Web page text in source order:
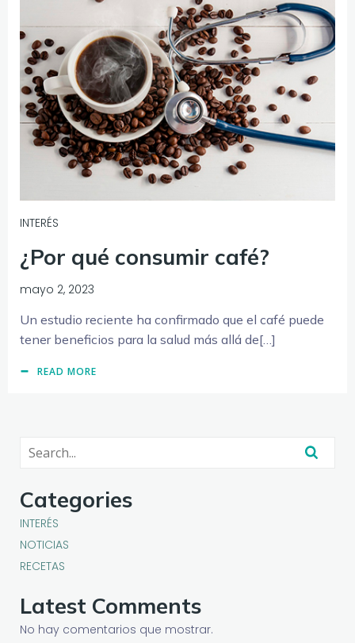
INTERÉS
¿Por qué consumir café?
mayo 2, 2023
Un estudio reciente ha confirmado que el café puede
tener beneficios para la salud más allá de[…]
READ MORE
Categories
INTERÉS
NOTICIAS
RECETAS
Latest Comments
No hay comentarios que mostrar.